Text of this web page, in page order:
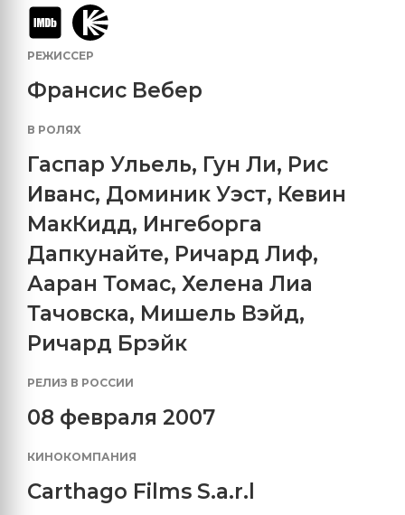
РЕЖИССЕР
Франсис Вебер
В РОЛЯХ
Гаспар Ульель, Гун Ли, Рис
Иванс, Доминик Уэст, Кевин
МакКидд, Ингеборга
Дапкунайте, Ричард Лиф,
Ааран Томас, Хелена Лиа
Тачовска, Мишель Вэйд,
Ричард Брэйк
РЕЛИЗ В РОССИИ
08 февраля 2007
КИНОКОМПАНИЯ
Carthago Films S.a.r.l